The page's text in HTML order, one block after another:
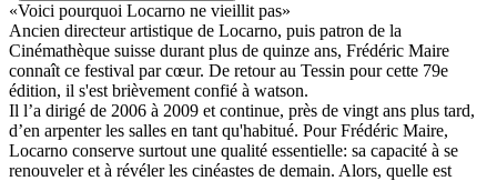
«Voici pourquoi Locarno ne vieillit pas»
Ancien directeur artistique de Locarno, puis patron de la
Cinémathèque suisse durant plus de quinze ans, Frédéric Maire
connaît ce festival par cœur. De retour au Tessin pour cette 79e
édition, il s'est brièvement confié à watson.
Il l’a dirigé de 2006 à 2009 et continue, près de vingt ans plus tard,
d’en arpenter les salles en tant qu'habitué. Pour Frédéric Maire,
Locarno conserve surtout une qualité essentielle: sa capacité à se
renouveler et à révéler les cinéastes de demain. Alors, quelle est